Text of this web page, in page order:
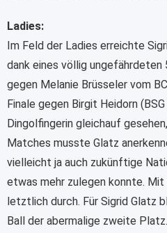
Ladies:
Im Feld der Ladies erreichte
dank eines völlig ungefährdeten
gegen Melanie Brüsseler vom
Finale gegen Birgit Heidorn
Dingolfingerin gleichauf
Matches musste Glatz
vielleicht ja auch zukünftige
etwas mehr zulegen konnte.
letztlich durch. Für Sigrid Glatz
Ball der abermalige zweite